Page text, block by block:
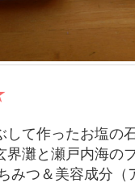
して作ったお塩の
界灘と瀬戸内海の
みつ＆美容成分（